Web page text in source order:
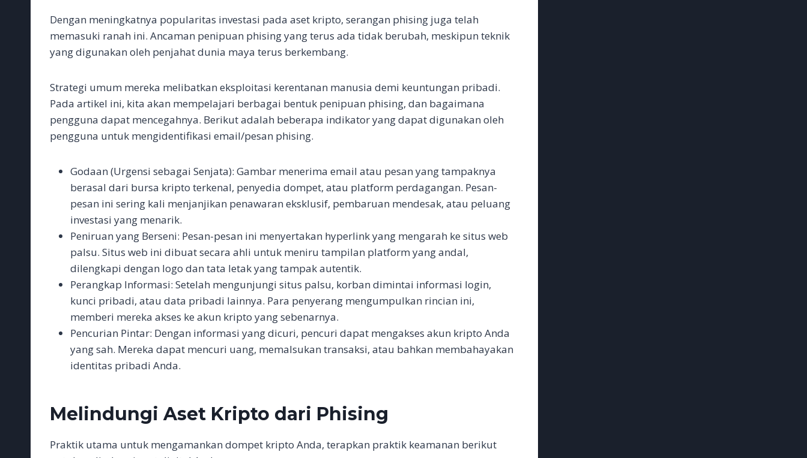
Dengan meningkatnya popularitas investasi pada aset kripto, serangan phising juga telah
memasuki ranah ini. Ancaman penipuan phising yang terus ada tidak berubah, meskipun teknik
yang digunakan oleh penjahat dunia maya terus berkembang.
Strategi umum mereka melibatkan eksploitasi kerentanan manusia demi keuntungan pribadi.
Pada artikel ini, kita akan mempelajari berbagai bentuk penipuan phising, dan bagaimana
pengguna dapat mencegahnya. Berikut adalah beberapa indikator yang dapat digunakan oleh
pengguna untuk mengidentifikasi email/pesan phising.
Godaan (Urgensi sebagai Senjata): Gambar menerima email atau pesan yang tampaknya
berasal dari bursa kripto terkenal, penyedia dompet, atau platform perdagangan. Pesan-
pesan ini sering kali menjanjikan penawaran eksklusif, pembaruan mendesak, atau peluang
investasi yang menarik.
Peniruan yang Berseni: Pesan-pesan ini menyertakan hyperlink yang mengarah ke situs web
palsu. Situs web ini dibuat secara ahli untuk meniru tampilan platform yang andal,
dilengkapi dengan logo dan tata letak yang tampak autentik.
Perangkap Informasi: Setelah mengunjungi situs palsu, korban dimintai informasi login,
kunci pribadi, atau data pribadi lainnya. Para penyerang mengumpulkan rincian ini,
memberi mereka akses ke akun kripto yang sebenarnya.
Pencurian Pintar: Dengan informasi yang dicuri, pencuri dapat mengakses akun kripto Anda
yang sah. Mereka dapat mencuri uang, memalsukan transaksi, atau bahkan membahayakan
identitas pribadi Anda.
Melindungi Aset Kripto dari Phising
Praktik utama untuk mengamankan dompet kripto Anda, terapkan praktik keamanan berikut